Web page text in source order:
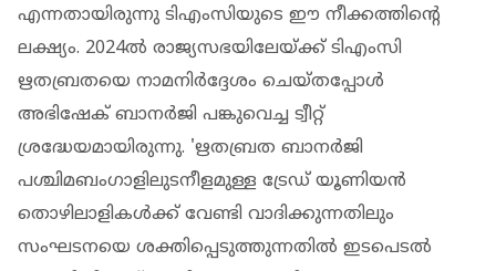
എന്നതായിരുന്നു ടിഎംസിയുടെ ഈ നീക്കത്തിൻ്റെ
ലക്ഷ്യം. 2024ൽ രാജ്യസഭയിലേയ്ക്ക് ടിഎംസി
ഋതബ്രതയെ നാമനിർദ്ദേശം ചെയ്തപ്പോൾ
അഭിഷേക് ബാനർജി പങ്കുവെച്ച ട്വീറ്റ്
ശ്രദ്ധേയമായിരുന്നു. 'ഋതബ്രത ബാനർജി
പശ്ചിമബംഗാളിലുടനീളമുള്ള ട്രേഡ് യൂണിയൻ
തൊഴിലാളികൾക്ക് വേണ്ടി വാദിക്കുന്നതിലും
സംഘടനയെ ശക്തിപ്പെടുത്തുന്നതിൽ ഇടപെടൽ